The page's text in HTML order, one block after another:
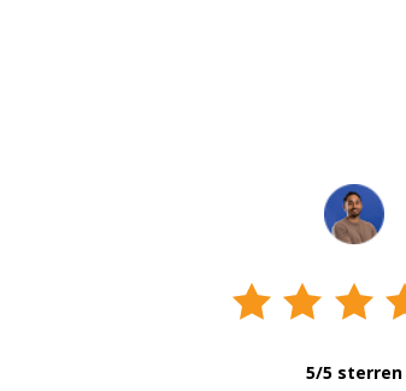
5/5 sterren